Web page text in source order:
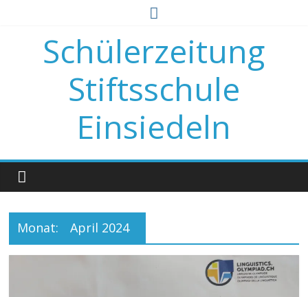
springenSchülerzeitung
Stiftsschule
Einsiedeln
Monat: April 2024